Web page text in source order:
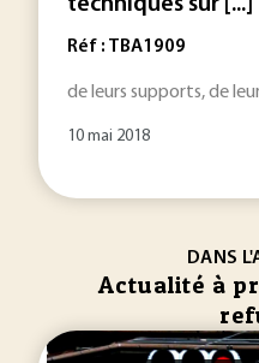
techniques sur [...]
Réf : TBA1909
de leurs supports, de
10 mai 2018
DANS
Actualité à